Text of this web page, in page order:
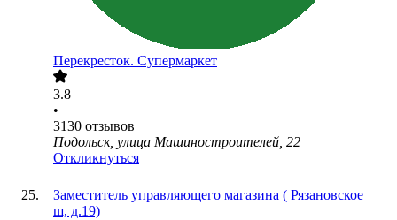
Перекресток. Супермаркет
3.8
•
3130 отзывов
Подольск, улица Машиностроителей, 22
Откликнуться
Заместитель управляющего магазина ( Рязановское
ш, д.19)